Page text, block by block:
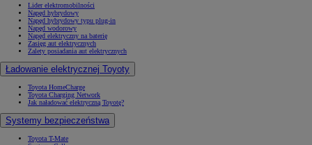
Lider elektromobilności
Napęd hybrydowy
Napęd hybrydowy typu plug-in
Napęd wodorowy
Napęd elektryczny na baterię
Zasięg aut elektrycznych
Zalety posiadania aut elektrycznych
Ładowanie elektrycznej Toyoty
Toyota HomeCharge
Toyota Charging Network
Jak naładować elektryczną Toyotę?
Systemy bezpieczeństwa
Toyota T-Mate